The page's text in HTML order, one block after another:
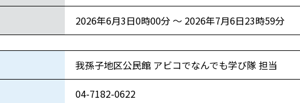
2026年6月3日0時00分 ～ 2026年7月6日23時59分
我孫子地区公民館 アビコでなんでも学び隊 担当
04-7182-0622